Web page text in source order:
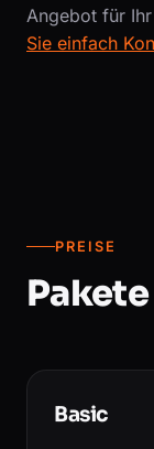
Angebot für
Sie einfach
PREISE
Basic